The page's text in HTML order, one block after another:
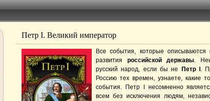
Петр I. Великий император
Все события, которые
развития российской державы.
русский народ, если бы не
Петр I .
Россию тех времен, узнаете, какие
события. Петр I несомненно
всем без исключения людям,